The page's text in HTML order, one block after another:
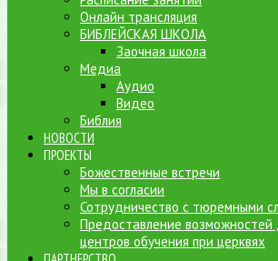
Онлайн трансляция
БИБЛЕЙСКАЯ ШКОЛА
Заочная школа
Медиа
Аудио
Видео
Библия
НОВОСТИ
ПРОЕКТЫ
Божественные встречи
Мы в согласии
Сотрудничество с тюремными
Предоставление возможностей
центров обучения при церквях